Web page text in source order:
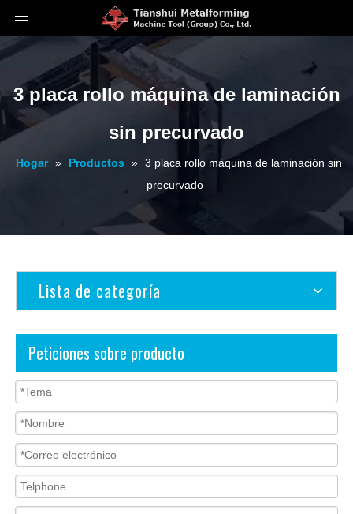
3 placa rollo máquina de laminación
sin precurvado
Hogar » Productos » 3 placa rollo máquina de laminación sin
precurvado
Lista de categoría
Peticiones sobre producto